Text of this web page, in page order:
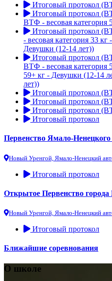
Итоговый протокол
Итоговый протокол
ВТФ - весовая категория
Итоговый протокол
- весовая категория 33
Девушки (12-14 лет))
Итоговый протокол
ВТФ - весовая категория
59+ кг - Девушки (12-14
лет))
Итоговый протокол
Итоговый протокол
Итоговый протокол
Итоговый протокол
Первенство Ямало-
Новый Уренгой, Ямало-Ненецкий
Итоговый протокол
Открытое Первенство
Новый Уренгой, Ямало-Ненецкий
Итоговый протокол
Ближайшие соревнования
О школе